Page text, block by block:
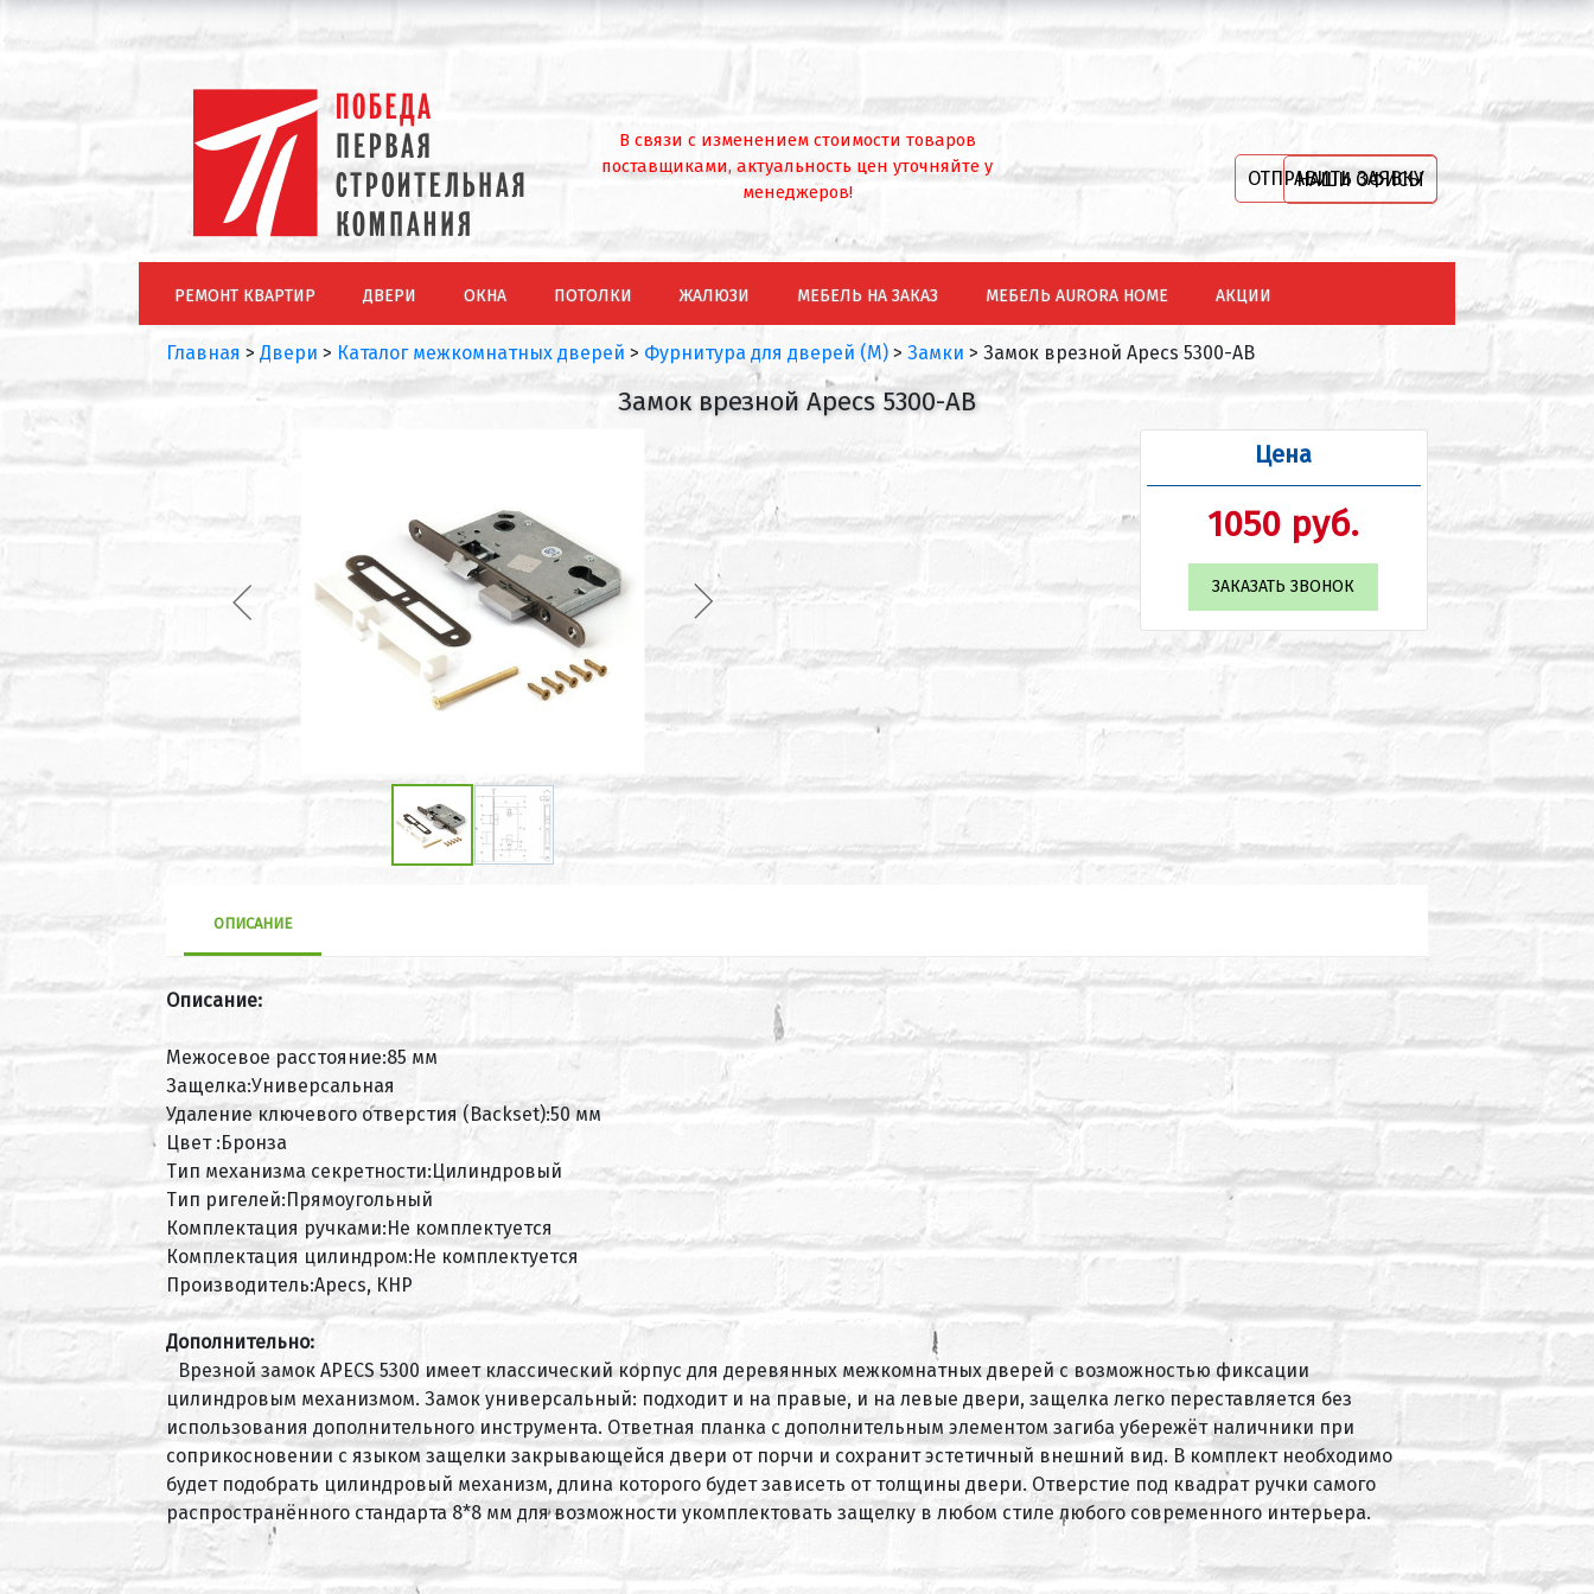
В связи с изменением стоимости товаров
поставщиками, актуальность цен уточняйте у
менеджеров!
ОТПРАВИТЬ ЗАЯВКУ
НАШИ ОФИСЫ
РЕМОНТ КВАРТИР ДВЕРИ ОКНА ПОТОЛКИ ЖАЛЮЗИ МЕБЕЛЬ НА ЗАКАЗ МЕБЕЛЬ AURORA HOME АКЦИИ
Главная > Двери > Каталог межкомнатных дверей > Фурнитура для дверей (М) > Замки > Замок врезной Apecs 5300-AB
Замок врезной Apecs 5300-AB
Цена
1050 руб.
ЗАКАЗАТЬ ЗВОНОК
ОПИСАНИЕ
Описание:
Межосевое расстояние:85 мм
Защелка:Универсальная
Удаление ключевого отверстия (Backset):50 мм
Цвет :Бронза
Тип механизма секретности:Цилиндровый
Тип ригелей:Прямоугольный
Комплектация ручками:Не комплектуется
Комплектация цилиндром:Не комплектуется
Производитель:Apecs, КНР
Дополнительно:
Врезной замок APECS 5300 имеет классический корпус для деревянных межкомнатных дверей с возможностью фиксации
цилиндровым механизмом. Замок универсальный: подходит и на правые, и на левые двери, защелка легко переставляется без
использования дополнительного инструмента. Ответная планка с дополнительным элементом загиба убережёт наличники при
соприкосновении с языком защелки закрывающейся двери от порчи и сохранит эстетичный внешний вид. В комплект необходимо
будет подобрать цилиндровый механизм, длина которого будет зависеть от толщины двери. Отверстие под квадрат ручки самого
распространённого стандарта 8*8 мм для возможности укомплектовать защелку в любом стиле любого современного интерьера.